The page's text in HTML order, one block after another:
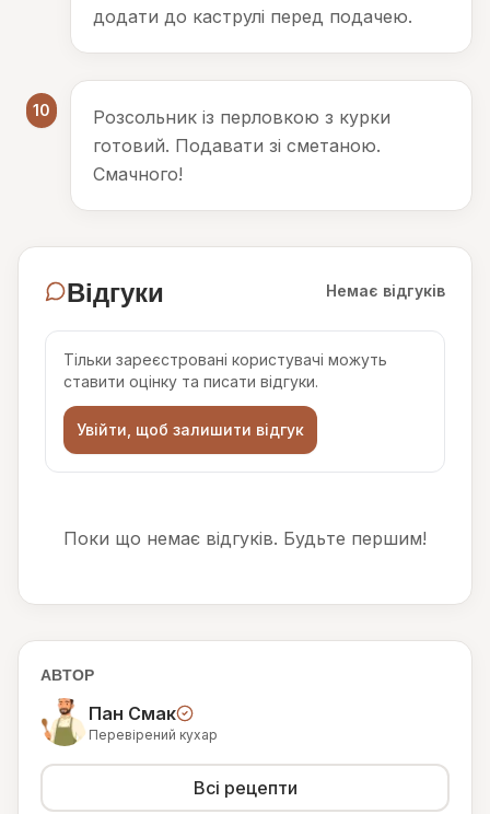
додати до каструлі перед подачею.
10
Розсольник із перловкою з курки
готовий. Подавати зі сметаною.
Смачного!
Відгуки Немає відгуків
Тільки зареєстровані користувачі можуть
ставити оцінку та писати відгуки.
Увійти, щоб залишити відгук
Поки що немає відгуків. Будьте першим!
АВТОР
Пан Смак
Перевірений кухар
Всі рецепти